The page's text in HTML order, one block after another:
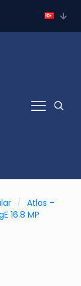
/ Atlas –
16.8 MP